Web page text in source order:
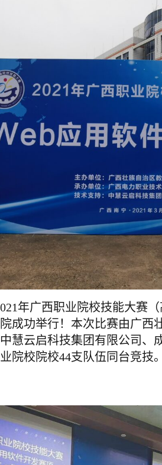
年广西职业院校技能大赛
成功举行！本次比赛由广西
慧云启科技集团有限公司、
院校院校44支队伍同台竞技。